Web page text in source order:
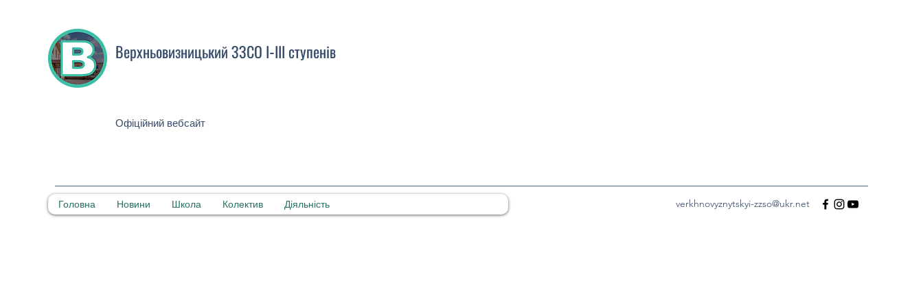
Верхньовизницький ЗЗСО І-ІІІ ступенів
Офіційний вебсайт
Головна Новини Школа Колектив Діяльність verkhnovyznytskyi-zzso@ukr.net